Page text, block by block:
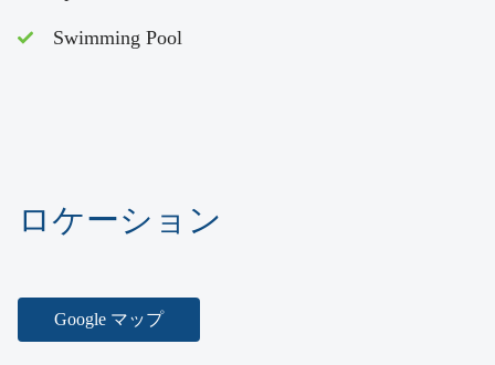
Swimming Pool
ロケーション
Google マップ